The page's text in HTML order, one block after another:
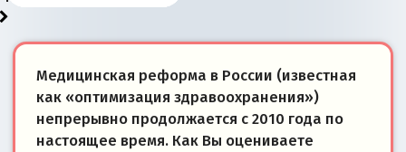
Медицинская реформа в России (известная
как «оптимизация здравоохранения»)
непрерывно продолжается с 2010 года по
настоящее время. Как Вы оцениваете